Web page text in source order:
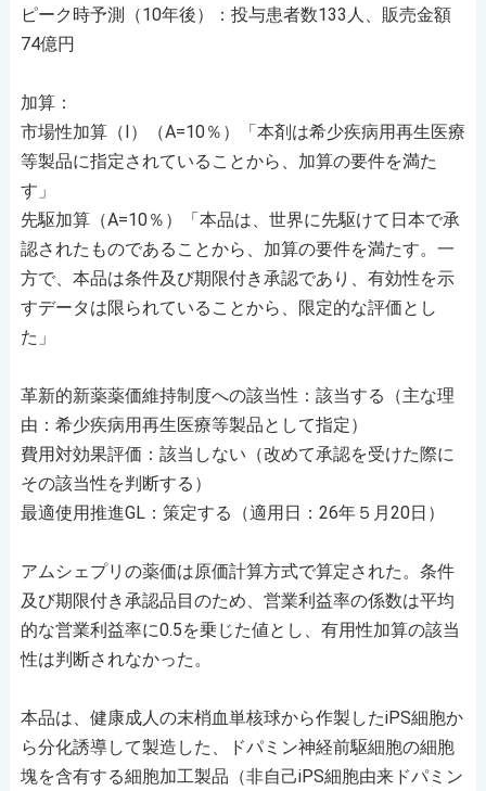
ピーク時予測（10年後）：投与患者数133人、販売金額
74億円
加算：
市場性加算（I）（A=10％）「本剤は希少疾病用再生医療
等製品に指定されていることから、加算の要件を満た
す」
先駆加算（A=10％）「本品は、世界に先駆けて日本で承
認されたものであることから、加算の要件を満たす。一
方で、本品は条件及び期限付き承認であり、有効性を示
すデータは限られていることから、限定的な評価とし
た」
革新的新薬薬価維持制度への該当性：該当する（主な理
由：希少疾病用再生医療等製品として指定）
費用対効果評価：該当しない（改めて承認を受けた際に
その該当性を判断する）
最適使用推進GL：策定する（適用日：26年５月20日）
アムシェプリの薬価は原価計算方式で算定された。条件
及び期限付き承認品目のため、営業利益率の係数は平均
的な営業利益率に0.5を乗じた値とし、有用性加算の該当
性は判断されなかった。
本品は、健康成人の末梢血単核球から作製したiPS細胞か
ら分化誘導して製造した、ドパミン神経前駆細胞の細胞
塊を含有する細胞加工製品（非自己iPS細胞由来ドパミン